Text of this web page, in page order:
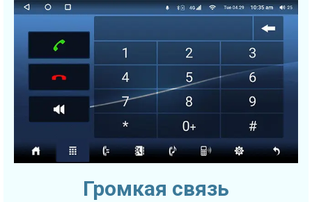
Громкая связь